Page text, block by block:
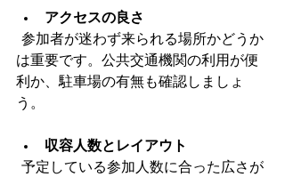
アクセスの良さ
は重要です。公共交通機関の利用が便
利か、駐車場の有無も確認しましょ
う。
収容人数とレイアウト